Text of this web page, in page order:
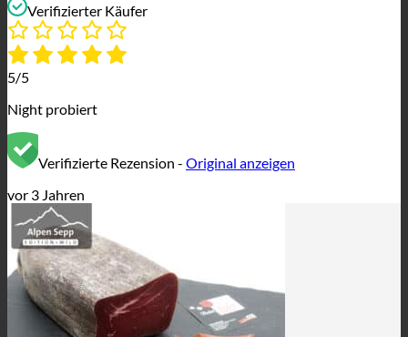
Verifizierter Käufer
5/5
Night probiert
Verifizierte Rezension - Original anzeigen
vor 3 Jahren